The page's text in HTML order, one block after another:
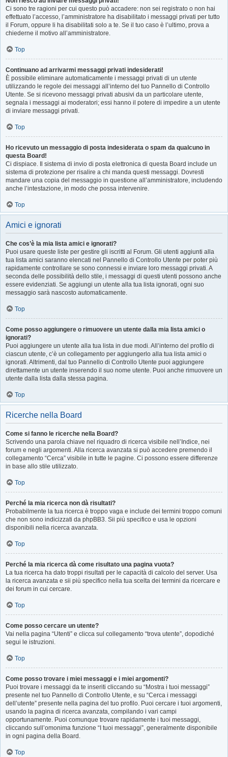
Ci sono tre ragioni per cui questo può accadere: non sei registrato o non hai
effettuato l’accesso, l’amministratore ha disabilitato i messaggi privati per tutto
il Forum, oppure li ha disabilitati solo a te. Se il tuo caso è l’ultimo, prova a
chiederne il motivo all’amministratore.
Top
Continuano ad arrivarmi messaggi privati indesiderati!
È possibile eliminare automaticamente i messaggi privati ​​di un utente
utilizzando le regole dei messaggi all’interno del tuo Pannello di Controllo
Utente. Se si ricevono messaggi privati ​​abusivi da un particolare utente,
segnala i messaggi ai moderatori; essi hanno il potere di impedire a un utente
di inviare messaggi privati​​.
Top
Ho ricevuto un messaggio di posta indesiderata o spam da qualcuno in
questa Board!
Ci dispiace. Il sistema di invio di posta elettronica di questa Board include un
sistema di protezione per risalire a chi manda questi messaggi. Dovresti
mandare una copia del messaggio in questione all’amministratore, includendo
anche l’intestazione, in modo che possa intervenire.
Top
Amici e ignorati
Che cos’è la mia lista amici e ignorati?
Puoi usare queste liste per gestire gli iscritti al Forum. Gli utenti aggiunti alla
tua lista amici saranno elencati nel Pannello di Controllo Utente per poter più
rapidamente controllare se sono connessi e inviare loro messaggi privati. A
seconda delle possibilità dello stile, i messaggi di questi utenti possono anche
essere evidenziati. Se aggiungi un utente alla tua lista ignorati, ogni suo
messaggio sarà nascosto automaticamente.
Top
Come posso aggiungere o rimuovere un utente dalla mia lista amici o
ignorati?
Puoi aggiungere un utente alla tua lista in due modi. All’interno del profilo di
ciascun utente, c’è un collegamento per aggiungerlo alla tua lista amici o
ignorati. Altrimenti, dal tuo Pannello di Controllo Utente puoi aggiungere
direttamente un utente inserendo il suo nome utente. Puoi anche rimuovere un
utente dalla lista dalla stessa pagina.
Top
Ricerche nella Board
Come si fanno le ricerche nella Board?
Scrivendo una parola chiave nel riquadro di ricerca visibile nell’Indice, nei
forum e negli argomenti. Alla ricerca avanzata si può accedere premendo il
collegamento “Cerca” visibile in tutte le pagine. Ci possono essere differenze
in base allo stile utilizzato.
Top
Perché la mia ricerca non dà risultati?
Probabilmente la tua ricerca è troppo vaga e include dei termini troppo comuni
che non sono indicizzati da phpBB3. Sii più specifico e usa le opzioni
disponibili nella ricerca avanzata.
Top
Perché la mia ricerca dà come risultato una pagina vuota?
La tua ricerca ha dato troppi risultati per le capacità di calcolo del server. Usa
la ricerca avanzata e sii più specifico nella tua scelta dei termini da ricercare e
dei forum in cui cercare.
Top
Come posso cercare un utente?
Vai nella pagina “Utenti” e clicca sul collegamento “trova utente”, dopodiché
segui le istruzioni.
Top
Come posso trovare i miei messaggi e i miei argomenti?
Puoi trovare i messaggi da te inseriti cliccando su “Mostra i tuoi messaggi”
presente nel tuo Pannello di Controllo Utente, e su “Cerca i messaggi
dell’utente” presente nella pagina del tuo profilo. Puoi cercare i tuoi argomenti,
usando la pagina di ricerca avanzata, compilando i vari campi
opportunamente. Puoi comunque trovare rapidamente i tuoi messaggi,
cliccando sull’omonima funzione “I tuoi messaggi”, generalmente disponibile
in ogni pagina della Board.
Top